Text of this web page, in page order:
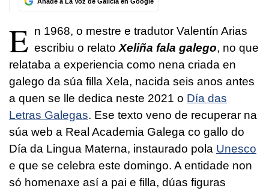
E n 1968, o mestre e tradutor Valentín Arias
escribiu o relato Xeliña fala galego, no que
relataba a experiencia como nena criada en
galego da súa filla Xela, nacida seis anos antes
a quen se lle dedica neste 2021 o Día das
Letras Galegas. Ese texto veno de recuperar na
súa web a Real Academia Galega co gallo do
Día da Lingua Materna, instaurado pola Unesco
e que se celebra este domingo. A entidade non
só homenaxe así a pai e filla, dúas figuras